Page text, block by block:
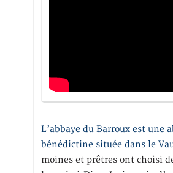
L’abbaye du Barroux est une
bénédictine située dans le
moines et prêtres ont choisi